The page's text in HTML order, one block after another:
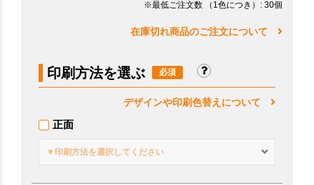
※最低ご注文数 （1色につき） : 30個
在庫切れ商品のご注文について
印刷方法を選ぶ
デザインや印刷色替えについて
正面
▼印刷方法を選択してください